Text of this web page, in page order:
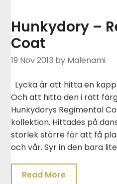
Hunkydory –
Coat
19 Nov 2013 by Malenami
Lycka är att hitta en
Och att hitta den i rätt
Hunkydorys Regimental
kollektion. Hittades på
storlek större för att få
och vår. Syr in den bara
Read More